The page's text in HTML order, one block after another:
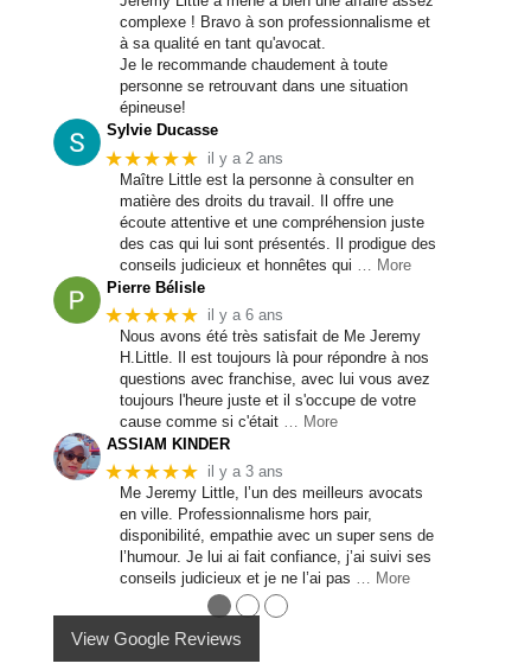
complexe ! Bravo à son professionnalisme et
à sa qualité en tant qu'avocat.
Je le recommande chaudement à toute
personne se retrouvant dans une situation
épineuse!
Sylvie Ducasse
★★★★★ il y a 2 ans
Maître Little est la personne à consulter en
matière des droits du travail. Il offre une
écoute attentive et une compréhension juste
des cas qui lui sont présentés. Il prodigue des
conseils judicieux et honnêtes qui
… More
Pierre Bélisle
★★★★★ il y a 6 ans
Nous avons été très satisfait de Me Jeremy
H.Little. Il est toujours là pour répondre à nos
questions avec franchise, avec lui vous avez
toujours l'heure juste et il s'occupe de votre
cause comme si c'était
… More
ASSIAM KINDER
★★★★★ il y a 3 ans
Me Jeremy Little, l’un des meilleurs avocats
en ville. Professionnalisme hors pair,
disponibilité, empathie avec un super sens de
l’humour. Je lui ai fait confiance, j’ai suivi ses
conseils judicieux et je ne l’ai pas
… More
●●●
View Google Reviews